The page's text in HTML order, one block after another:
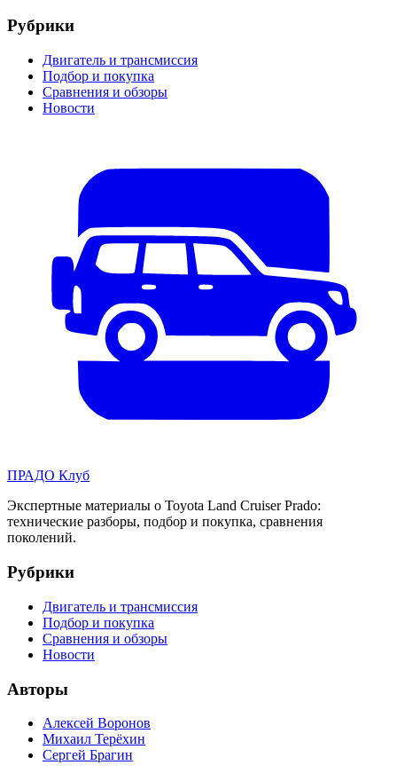
Рубрики
Двигатель и трансмиссия
Подбор и покупка
Сравнения и обзоры
Новости
ПРАДО Клуб
Экспертные материалы о Toyota Land Cruiser Prado:
технические разборы, подбор и покупка, сравнения
поколений.
Рубрики
Двигатель и трансмиссия
Подбор и покупка
Сравнения и обзоры
Новости
Авторы
Алексей Воронов
Михаил Терёхин
Сергей Брагин